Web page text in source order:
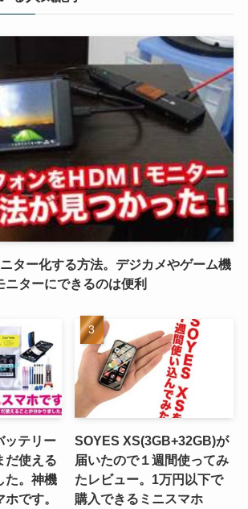
ター化する方法。デジカメやゲーム機
ニターにできるのは便利
テリー
だ使える
た。神機
です。
SOYES XS(3GB+32GB)が
届いたので１週間使ってみ
たレビュー。1万円以下で
購入できるミニスマホ